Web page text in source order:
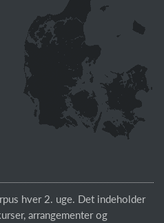
hver 2. uge. Det indeholder
arrangementer og